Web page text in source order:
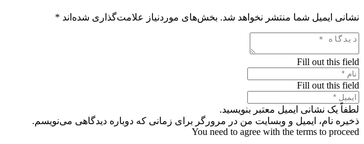
نشانی ایمیل شما منتشر نخواهد شد. بخش‌های موردنیاز علامت‌گذاری شده‌اند *
Fill out this field
Fill out this field
لطفاً یک نشانی ایمیل معتبر بنویسید.
ذخیره نام، ایمیل و وبسایت من در مرورگر برای زمانی که دوباره دیدگاهی می‌نویسم.
You need to agree with the terms to proceed